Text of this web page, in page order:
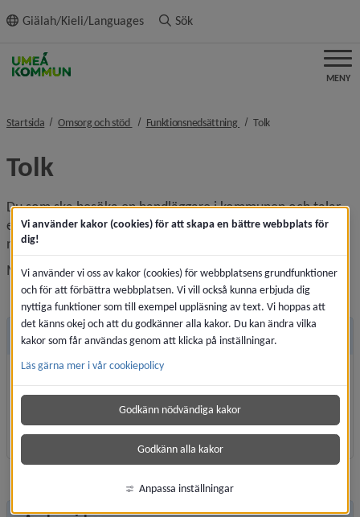
innehållet
Giälah/Kieli/Languages Sök
MENY
Startsida Omsorg och stöd nivå i brödsmulenavigeringen
Funktionsnedsättning nivå i
Tolknivå i
Tolk
Du som ska besöka en handläggare i kommunen och talar
ett annat språk än svenska samt personer med hörsel­
nedsättning, dövhet och/eller dövblindhet har rätt till tolk.
Meddela din handläggare att du har behov av tolk.
Mer information
och bildtelefoni
Läs om Tolkservice på 1177
Länk till annan webbplats,
Vi använder kakor (cookies) för att skapa en bättre webbplats för
dig!
Vi använder vi oss av kakor (cookies) för webbplatsens grundfunktioner
och för att förbättra webbplatsen. Vi vill också kunna erbjuda dig
nyttiga funktioner som till exempel uppläsning av text. Vi hoppas att
det känns okej och att du godkänner alla kakor. Du kan ändra vilka
kakor som får användas genom att klicka på inställningar.
Läs gärna mer i vår cookiepolicy
Godkänn nödvändiga kakor
Godkänn alla kakor
Anpassa inställningar